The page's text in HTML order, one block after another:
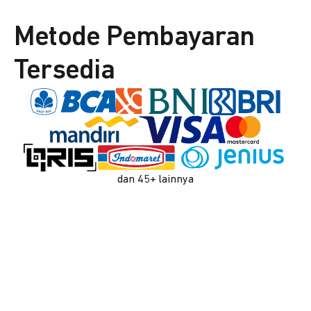
Metode Pembayaran
Tersedia
dan 45+ lainnya